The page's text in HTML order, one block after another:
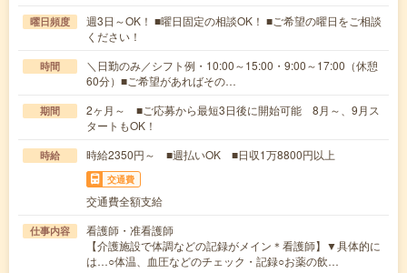
曜日頻度
週3日～OK！ ■曜日固定の相談OK！ ■ご希望の曜日をご相談
ください！
時間
＼日勤のみ／シフト例・10:00～15:00・9:00～17:00（休憩
60分）■ご希望があればその…
期間
2ヶ月～ ■ご応募から最短3日後に開始可能 8月～、9月ス
タートもOK！
時給 時給2350円～ ■週払いOK ■日収1万8800円以上
交通費
交通費全額支給
仕事内容
看護師・准看護師
【介護施設で体調などの記録がメイン＊看護師】▼具体的に
は…○体温、血圧などのチェック・記録○お薬の飲…